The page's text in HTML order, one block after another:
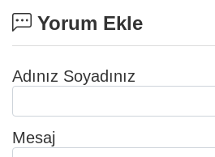
Yorum Ekle
Adınız Soyadınız
Mesaj